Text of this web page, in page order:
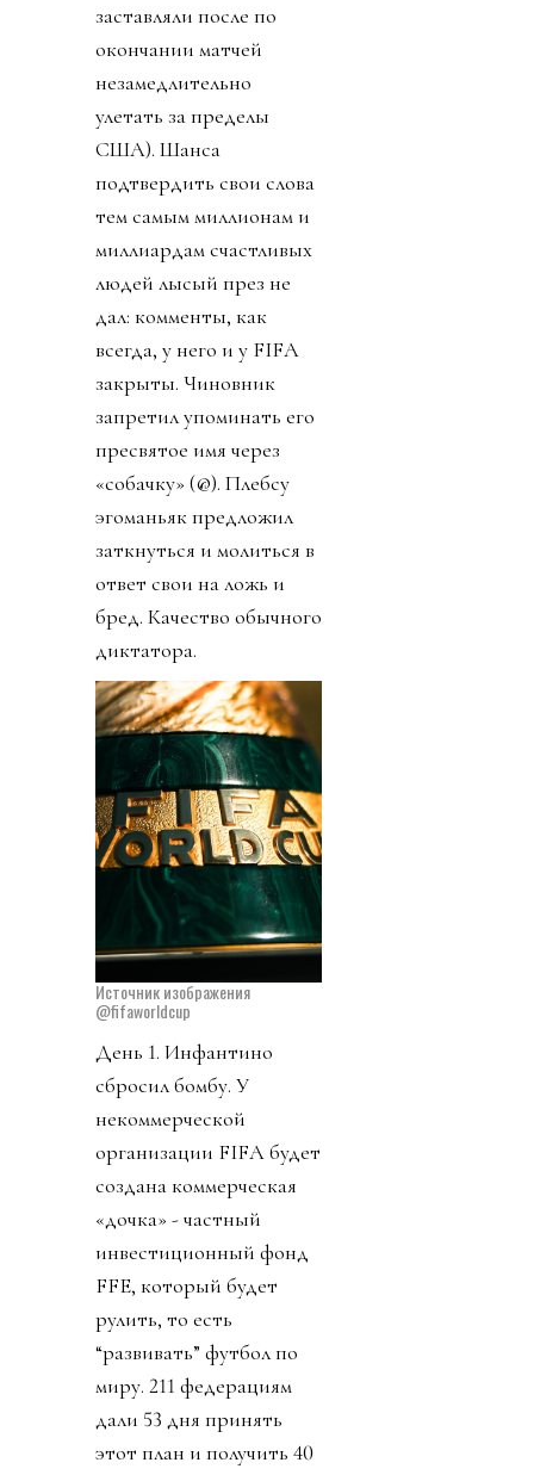
заставляли после по
окончании матчей
незамедлительно
улетать за пределы
США). Шанса
подтвердить свои слова
тем самым миллионам и
миллиардам счастливых
людей лысый през не
дал: комменты, как
всегда, у него и у FIFA
закрыты. Чиновник
запретил упоминать его
пресвятое имя через
«собачку» (@). Плебсу
эгоманьяк предложил
заткнуться и молиться в
ответ свои на ложь и
бред. Качество обычного
диктатора.
Источник изображения
@fifaworldcup
День 1. Инфантино
сбросил бомбу. У
некоммерческой
организации FIFA будет
создана коммерческая
«дочка» - частный
инвестиционный фонд
FFE, который будет
рулить, то есть
“развивать” футбол по
миру. 211 федерациям
дали 53 дня принять
этот план и получить 40